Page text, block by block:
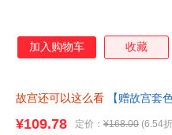
加入购物车 收藏
故宫还可以这么看 【赠故宫套
¥109.78 定价： ¥168.00 (6.54